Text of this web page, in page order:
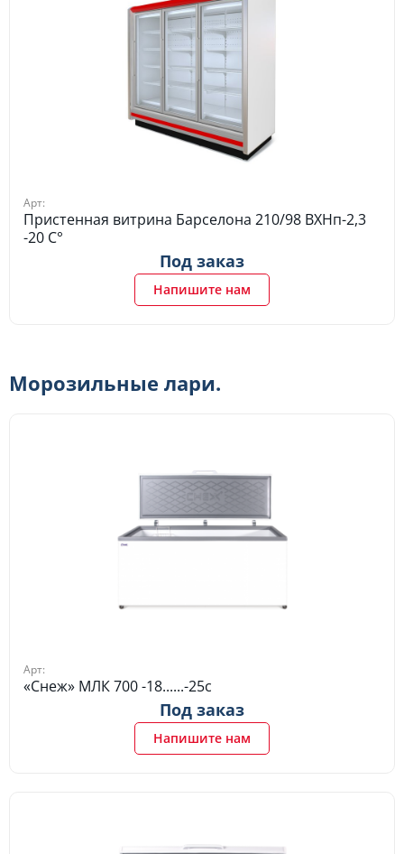
Арт:
Пристенная витрина Барселона 210/98 ВХНп-2,3
-20 C°
Под заказ
Напишите нам
Морозильные лари.
Арт:
«Снеж» МЛК 700 -18......-25c
Под заказ
Напишите нам